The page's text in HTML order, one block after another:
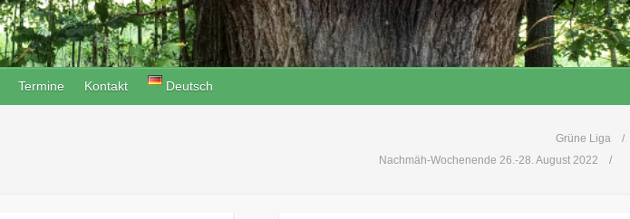
Termine Kontakt Deutsch
Grüne Liga
Nachmäh-Wochenende 26.-28. August 2022